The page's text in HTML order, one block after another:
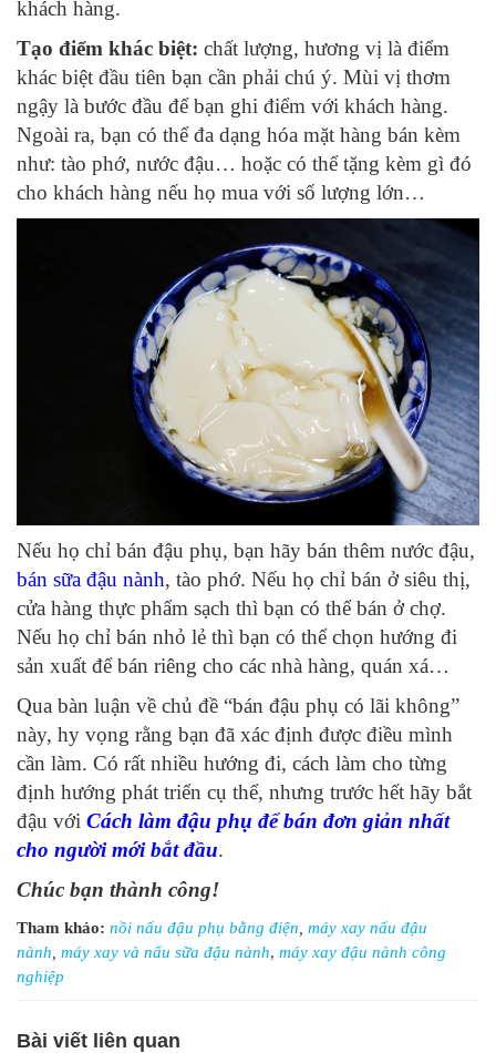
khách hàng.
Tạo điểm khác biệt: chất lượng, hương vị là điểm
khác biệt đầu tiên bạn cần phải chú ý. Mùi vị thơm
ngậy là bước đầu để bạn ghi điểm với khách hàng.
Ngoài ra, bạn có thể đa dạng hóa mặt hàng bán kèm
như: tào phớ, nước đậu… hoặc có thể tặng kèm gì đó
cho khách hàng nếu họ mua với số lượng lớn…
Nếu họ chỉ bán đậu phụ, bạn hãy bán thêm nước đậu,
bán sữa đậu nành, tào phớ. Nếu họ chỉ bán ở siêu thị,
cửa hàng thực phẩm sạch thì bạn có thể bán ở chợ.
Nếu họ chỉ bán nhỏ lẻ thì bạn có thể chọn hướng đi
sản xuất để bán riêng cho các nhà hàng, quán xá…
Qua bàn luận về chủ đề “bán đậu phụ có lãi không”
này, hy vọng rằng bạn đã xác định được điều mình
cần làm. Có rất nhiều hướng đi, cách làm cho từng
định hướng phát triển cụ thể, nhưng trước hết hãy bắt
đậu với Cách làm đậu phụ để bán đơn giản nhất
cho người mới bắt đầu.
Chúc bạn thành công!
Tham khảo: nồi nấu đậu phụ bằng điện máy xay nấu đậu
nành máy xay và nấu sữa đậu nành, máy xay đậu nành công
nghiệp
Bài viết liên quan